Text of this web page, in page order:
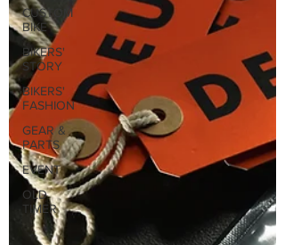
CUSTOM
BIKE
BIKERS'
STORY
BIKERS'
FASHION
GEAR &
PARTS
EVENT
OLD
TIMER